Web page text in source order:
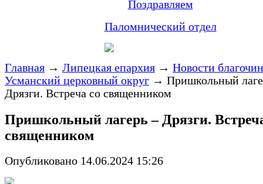
Поздравляем
Паломнический отдел
Главная → Липецкая епархия → Новости
Усманский церковный округ → Пришкольный
Дрязги. Встреча со священником
Пришкольный лагерь – Дрязги.
священником
Опубликовано 14.06.2024 15:26